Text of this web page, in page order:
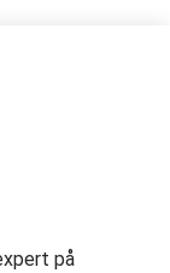
på